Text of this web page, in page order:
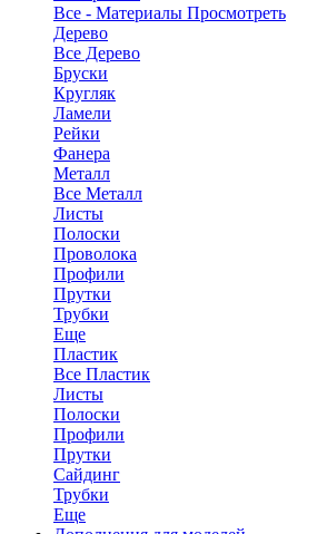
Все - Материалы Просмотреть
Дерево
Все Дерево
Бруски
Кругляк
Ламели
Рейки
Фанера
Металл
Все Металл
Листы
Полоски
Проволока
Профили
Прутки
Трубки
Еще
Пластик
Все Пластик
Листы
Полоски
Профили
Прутки
Сайдинг
Трубки
Еще